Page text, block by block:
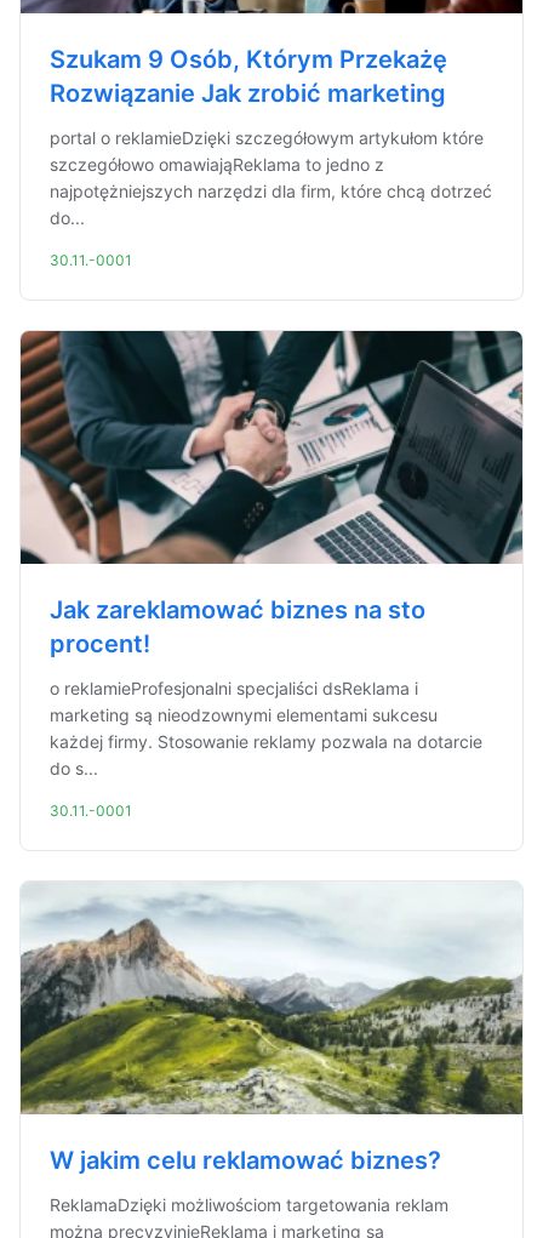
Szukam 9 Osób, Którym Przekażę
Rozwiązanie Jak zrobić marketing
portal o reklamieDzięki szczegółowym artykułom które
szczegółowo omawiająReklama to jedno z
najpotężniejszych narzędzi dla firm, które chcą dotrzeć
do...
30.11.-0001
Jak zareklamować biznes na sto
procent!
o reklamieProfesjonalni specjaliści dsReklama i
marketing są nieodzownymi elementami sukcesu
każdej firmy. Stosowanie reklamy pozwala na dotarcie
do s...
30.11.-0001
W jakim celu reklamować biznes?
ReklamaDzięki możliwościom targetowania reklam
można precyzyjnieReklama i marketing są